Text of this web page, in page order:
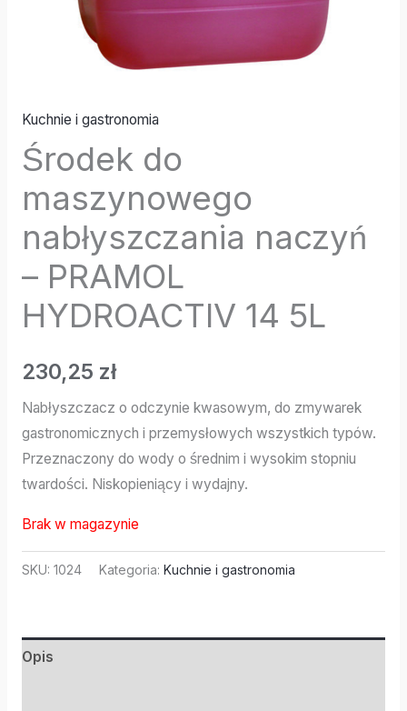
Kuchnie i gastronomia
Środek do
maszynowego
nabłyszczania naczyń
– PRAMOL
HYDROACTIV 14 5L
230,25 zł
Nabłyszczacz o odczynie kwasowym, do zmywarek
gastronomicznych i przemysłowych wszystkich typów.
Przeznaczony do wody o średnim i wysokim stopniu
twardości. Niskopieniący i wydajny.
Brak w magazynie
SKU: 1024 Kategoria: Kuchnie i gastronomia
Opis